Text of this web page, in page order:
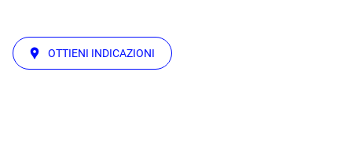
OTTIENI INDICAZIONI